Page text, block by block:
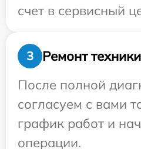
счет в сервисный
3
Ремонт техники
После полной
согласуем с вами
график работ и
операции.